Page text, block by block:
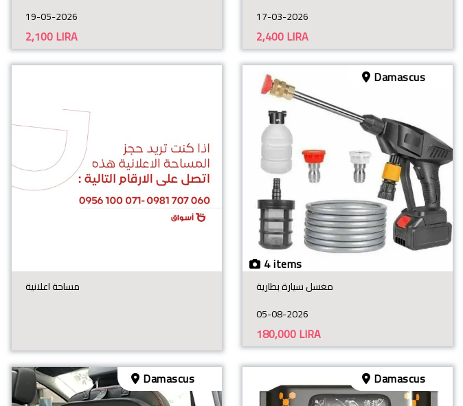
19-05-2026
LIRA
2,100
17-03-2026
LIRA
2,400
مساحة اعلانية
4 items
Damascus
مغسل سيارة بطارية
05-08-2026
LIRA
180,000
Damascus Damascus